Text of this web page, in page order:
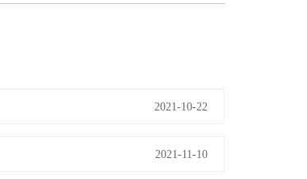
2021-10-22
2021-11-10